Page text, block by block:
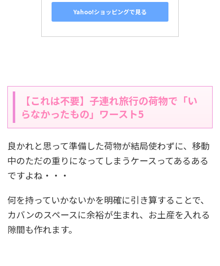
Yahoo!ショッピングで見る
【これは不要】子連れ旅行の荷物で「い
らなかったもの」ワースト5
良かれと思って準備した荷物が結局使わずに、移動
中のただの重りになってしまうケースってあるある
ですよね・・・
何を持っていかないかを明確に引き算することで、
カバンのスペースに余裕が生まれ、お土産を入れる
隙間も作れます。